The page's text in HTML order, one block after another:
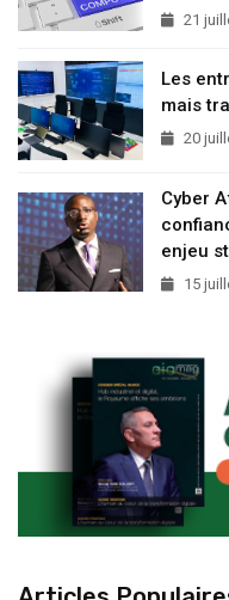
21
Les
mais
20
Cyber
enjeu
15